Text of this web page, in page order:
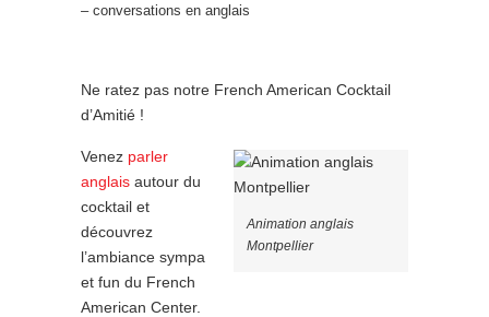
– conversations en anglais
Ne ratez pas notre French American Cocktail
d’Amitié !
Animation anglais
Montpellier
Venez parler
anglais autour du
cocktail et
découvrez
l’ambiance sympa
et fun du French
American Center.